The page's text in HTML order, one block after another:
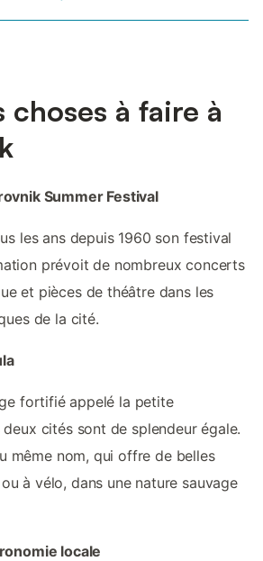
choses à faire à
Summer Festival
les ans depuis 1960 son festival
prévoit de nombreux concerts
et pièces de théâtre dans les
de la cité.
fortifié appelé la petite
cités sont de splendeur égale.
même nom, qui offre de belles
à vélo, dans une nature sauvage
locale